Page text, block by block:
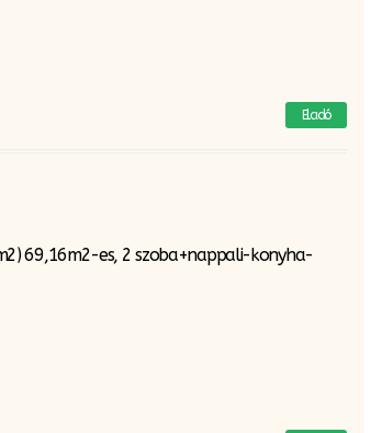
Eladó
69,16m2-es, 2 szoba+nappali-konyha-